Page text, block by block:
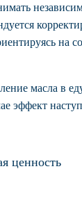
на
масла в
эффект
ценность